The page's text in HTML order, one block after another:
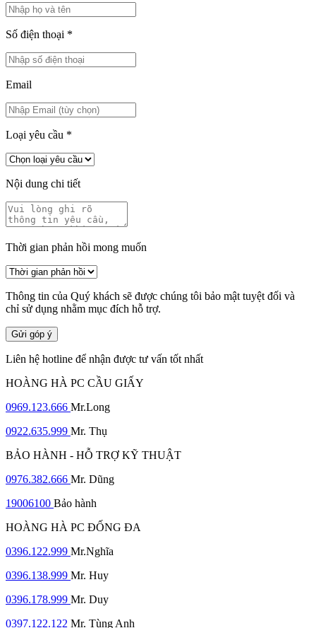
Số điện thoại *
Email
Loại yêu cầu *
Nội dung chi tiết
Thời gian phản hồi mong muốn
Thông tin của Quý khách sẽ được chúng tôi bảo mật tuyệt đối và
chỉ sử dụng nhằm mục đích hỗ trợ.
Gửi góp ý
Liên hệ hotline để nhận được tư vấn tốt nhất
HOÀNG HÀ PC CẦU GIẤY
0969.123.666 Mr.Long
0922.635.999 Mr. Thụ
BẢO HÀNH - HỖ TRỢ KỸ THUẬT
0976.382.666 Mr. Dũng
19006100 Bảo hành
HOÀNG HÀ PC ĐỐNG ĐA
0396.122.999 Mr.Nghĩa
0396.138.999 Mr. Huy
0396.178.999 Mr. Duy
0397.122.122 Mr. Tùng Anh